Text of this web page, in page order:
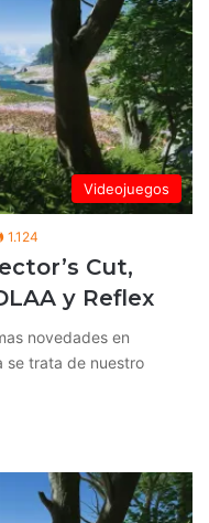
Videojuegos
1.124
Cut,
y Reflex
novedades en
se trata de nuestro